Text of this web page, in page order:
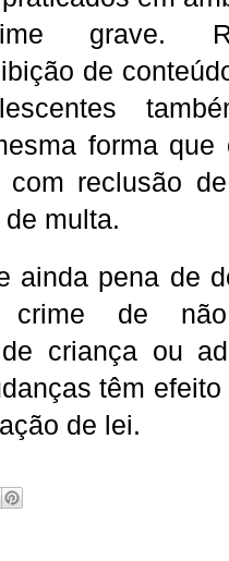
grave.
de
forma que
com reclusão
multa.
ainda pena de
de não
criança ou
têm
de lei.